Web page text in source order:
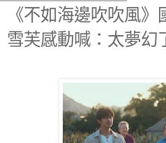
《不如海邊吹吹風
雪芙感動喊：太夢幻